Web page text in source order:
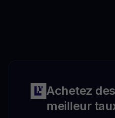
Achetez
meilleur